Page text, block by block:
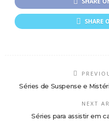
SHARE
Séries de Suspense e
NEXT
Séries para assistir em